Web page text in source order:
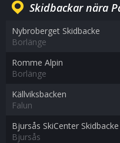
Skidbackar nära
Nybroberget Skidbacke
Borlänge
Romme Alpin
Borlänge
Källviksbacken
Falun
Bjursås SkiCenter Skidbacke
Bjursås